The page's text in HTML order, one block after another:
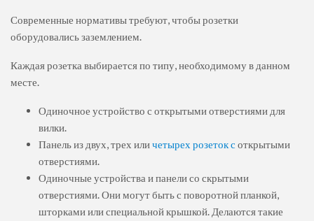
Современные нормативы требуют, чтобы розетки
оборудовались заземлением.
Каждая розетка выбирается по типу, необходимому в данном
месте.
Одиночное устройство с открытыми отверстиями для
вилки.
Панель из двух, трех иличетырех розеток с открытыми
отверстиями.
Одиночные устройства и панели со скрытыми
отверстиями. Они могут быть с поворотной планкой,
шторками или специальной крышкой. Делаются такие